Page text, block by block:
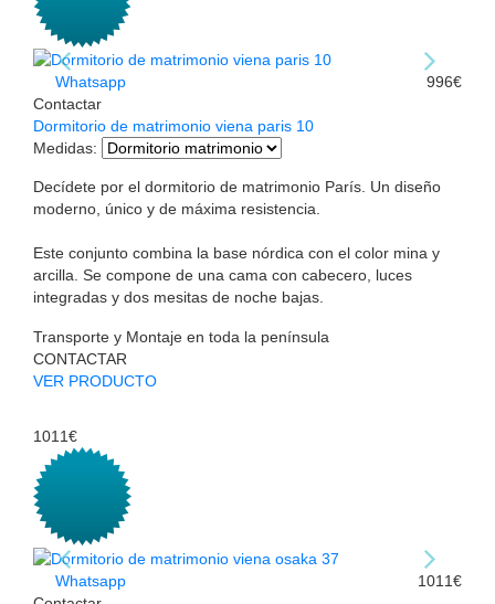
Whatsapp
Contactar
996€
Dormitorio de matrimonio viena paris 10
Medidas:
Decídete por el dormitorio de matrimonio París. Un diseño
moderno, único y de máxima resistencia.
Este conjunto combina la base nórdica con el color mina y
arcilla. Se compone de una cama con cabecero, luces
integradas y dos mesitas de noche bajas.
Transporte y Montaje en toda la península
CONTACTAR
VER PRODUCTO
1011€
Whatsapp
1011€